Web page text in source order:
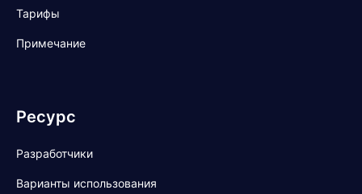
Тарифы
Примечание
Ресурс
Разработчики
Варианты использования